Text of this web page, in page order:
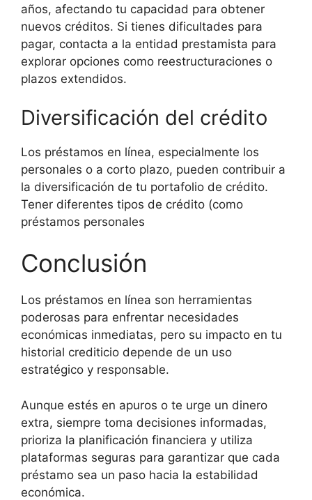
años, afectando tu capacidad para obtener
nuevos créditos. Si tienes dificultades para
pagar, contacta a la entidad prestamista para
explorar opciones como reestructuraciones o
plazos extendidos.
Diversificación del crédito
Los préstamos en línea, especialmente los
personales o a corto plazo, pueden contribuir a
la diversificación de tu portafolio de crédito.
Tener diferentes tipos de crédito (como
préstamos personales
Conclusión
Los préstamos en línea son herramientas
poderosas para enfrentar necesidades
económicas inmediatas, pero su impacto en tu
historial crediticio depende de un uso
estratégico y responsable.
Aunque estés en apuros o te urge un dinero
extra, siempre toma decisiones informadas,
prioriza la planificación financiera y utiliza
plataformas seguras para garantizar que cada
préstamo sea un paso hacia la estabilidad
económica.